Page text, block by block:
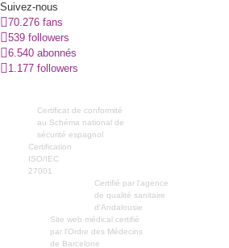
Suivez-nous
70.276 fans
539 followers
6.540 abonnés
1.177 followers
Certificat de conformité
au Schéma national de
sécurité espagnol
Certification
ISO/IEC
27001
Certifié par l'agence
de qualité sanitaire
d'Andalousie
Site web médical certifié
par l'Ordre des Médecins
de Barcelone